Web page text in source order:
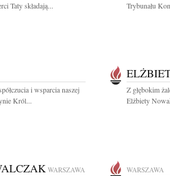
Taty składają...
Trybunału
i wsparcia naszej
Król...
Z głębokim
Elżbiety
WARSZAWA WARSZAWA